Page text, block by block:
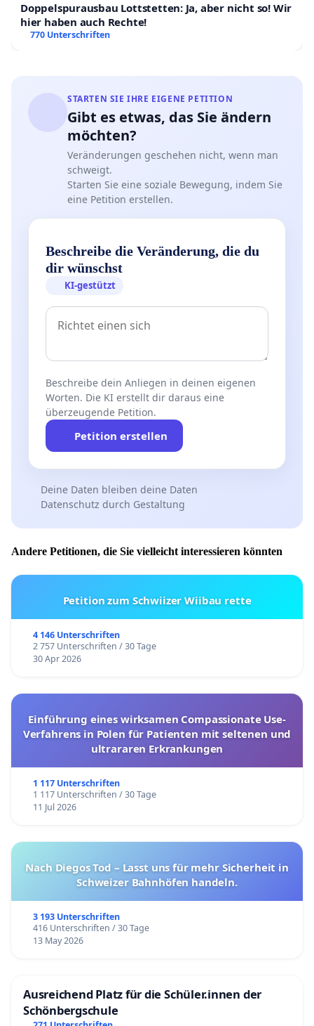
Doppelspurausbau Lottstetten: Ja, aber nicht so! Wir
hier haben auch Rechte!
770 Unterschriften
STARTEN SIE IHRE EIGENE PETITION
Gibt es etwas, das Sie ändern
möchten?
Veränderungen geschehen nicht, wenn man
schweigt.
Starten Sie eine soziale Bewegung, indem Sie
eine Petition erstellen.
Beschreibe die Veränderung, die du
dir wünschst
KI-gestützt
Beschreibe dein Anliegen in deinen eigenen
Worten. Die KI erstellt dir daraus eine
überzeugende Petition.
Petition erstellen
Deine Daten bleiben deine Daten
Datenschutz durch Gestaltung
Andere Petitionen, die Sie vielleicht interessieren könnten
Petition zum Schwiizer Wiibau rette
4 146 Unterschriften
2 757 Unterschriften / 30 Tage
30 Apr 2026
Einführung eines wirksamen Compassionate Use-
Verfahrens in Polen für Patienten mit seltenen und
ultrararen Erkrankungen
1 117 Unterschriften
1 117 Unterschriften / 30 Tage
11 Jul 2026
Nach Diegos Tod – Lasst uns für mehr Sicherheit in
Schweizer Bahnhöfen handeln.
3 193 Unterschriften
416 Unterschriften / 30 Tage
13 May 2026
Ausreichend Platz für die Schüler.innen der
Schönbergschule